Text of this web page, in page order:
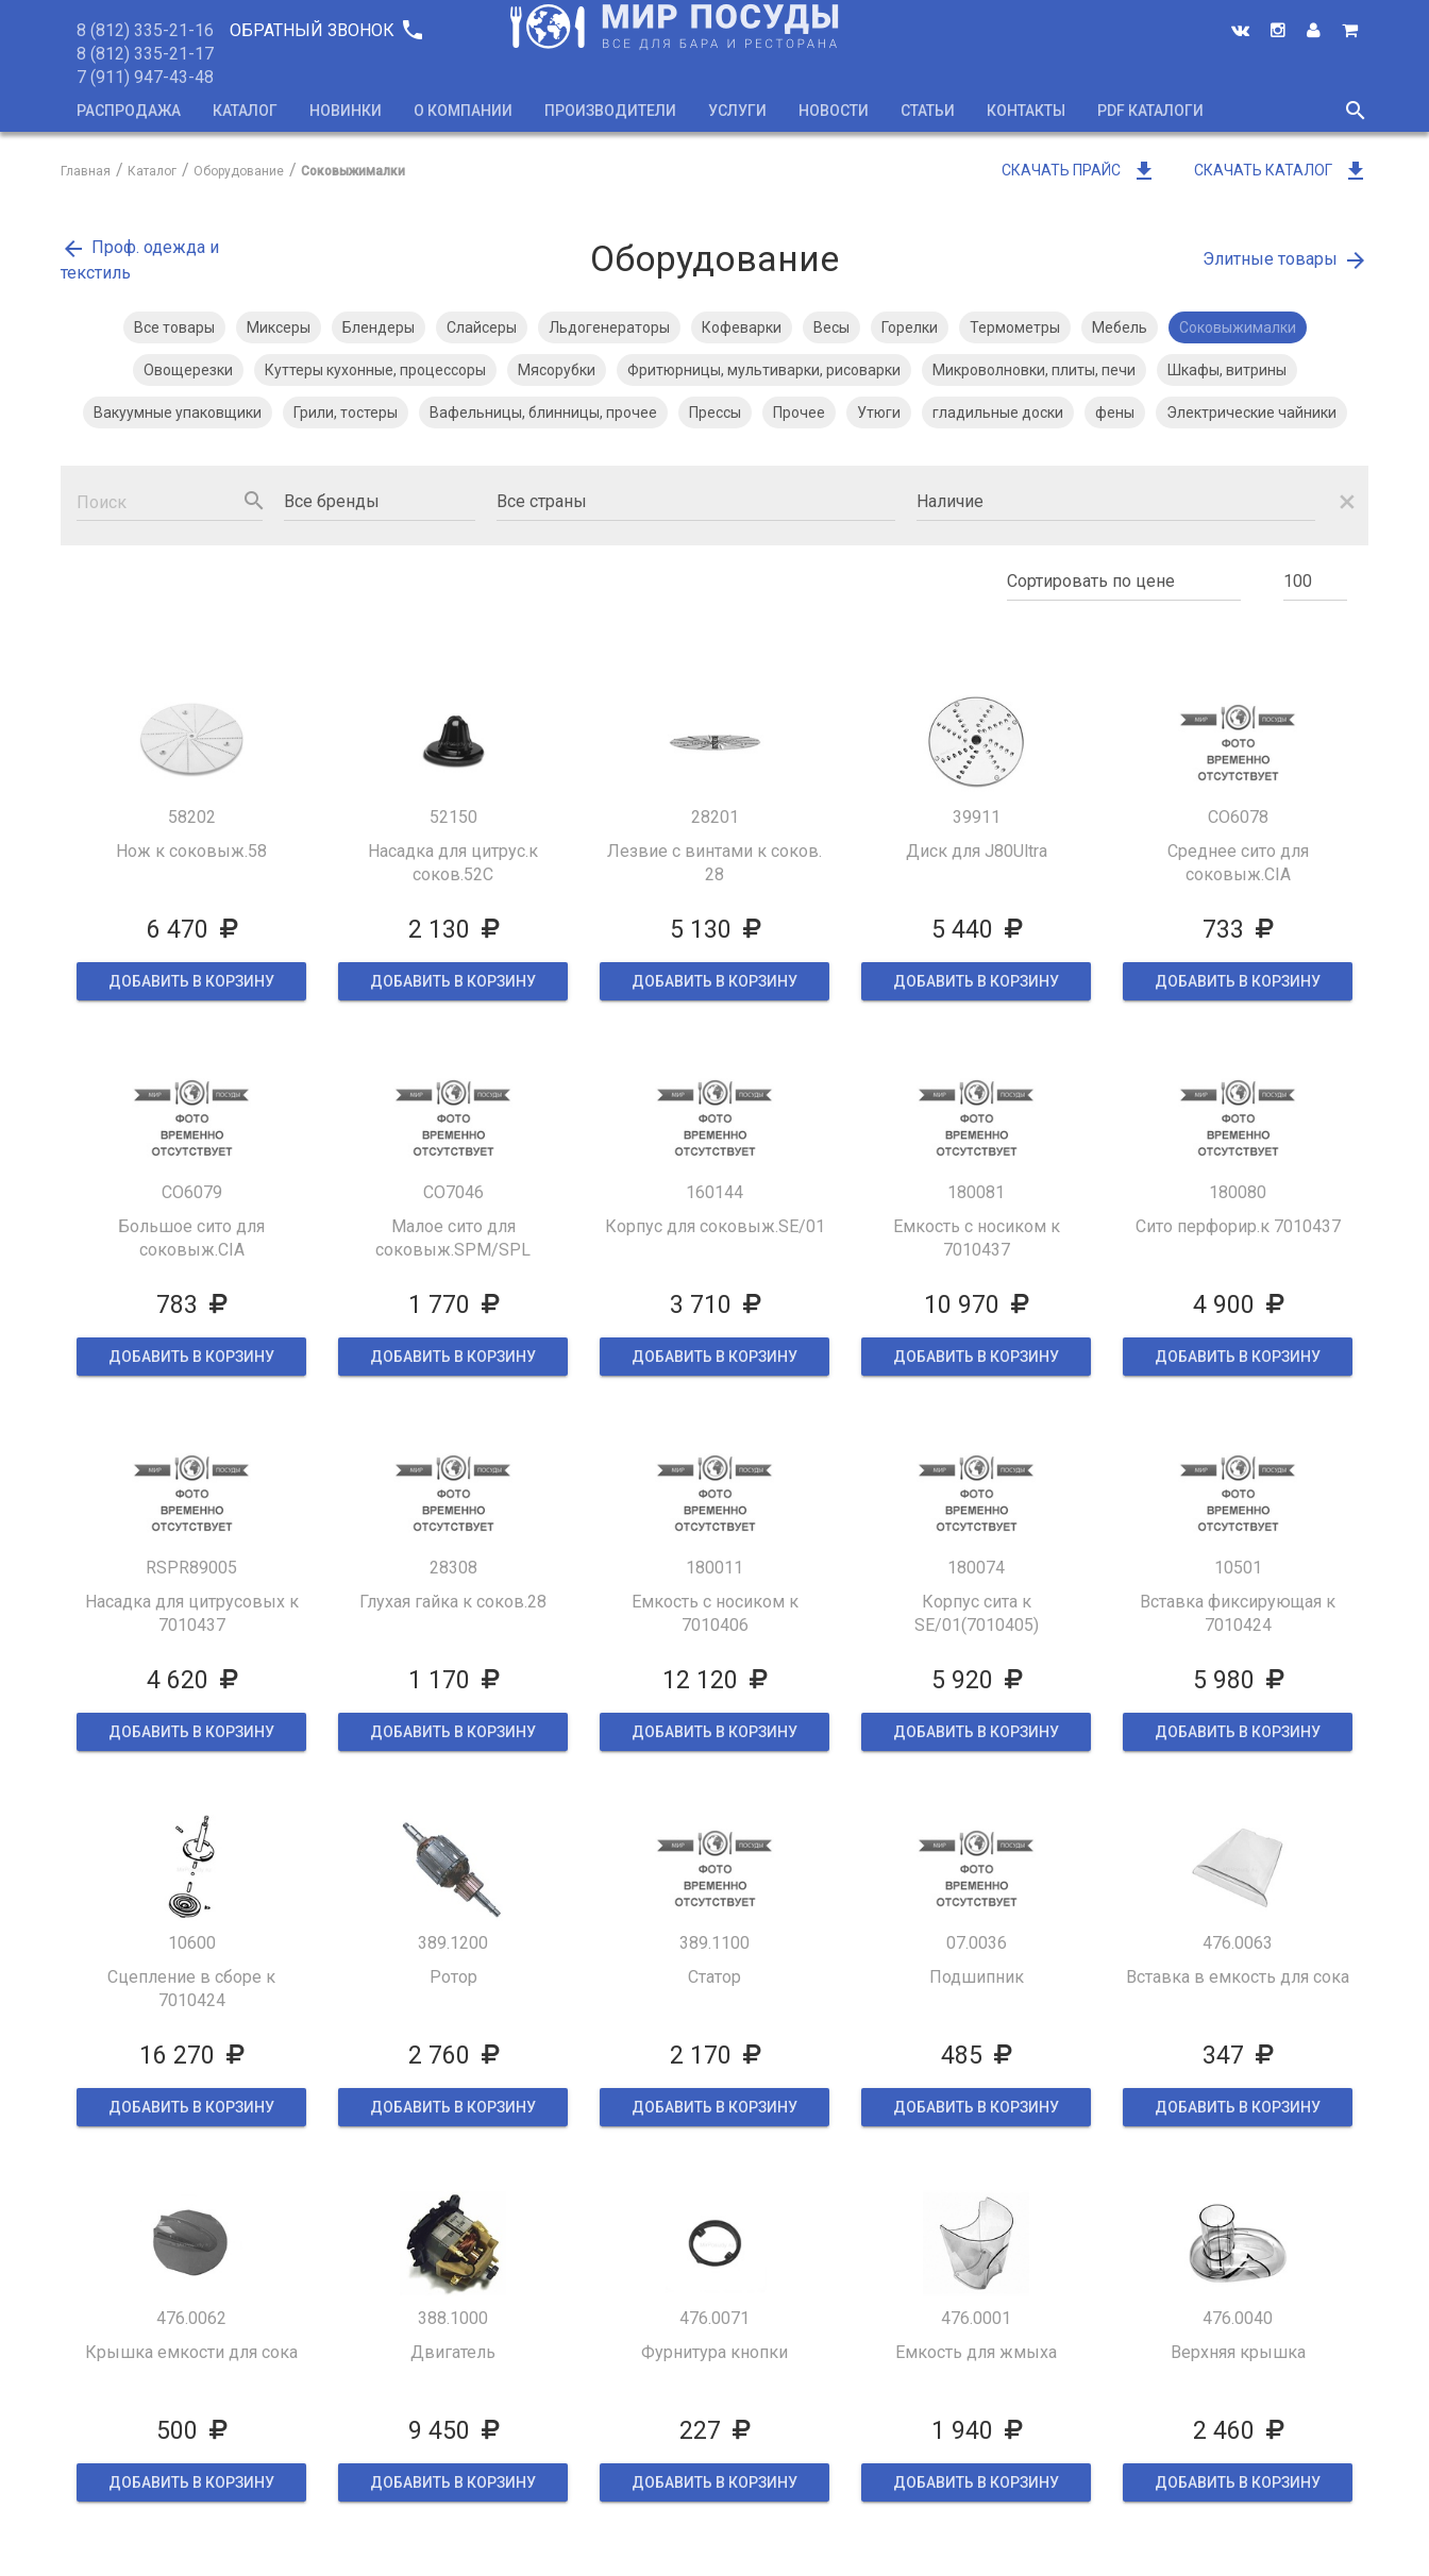
8 (812) 335-21-16
8 (812) 335-21-17
7 (911) 947-43-48
ОБРАТНЫЙ ЗВОНОК phone
РАСПРОДАЖА КАТАЛОГ НОВИНКИ О КОМПАНИИ ПРОИЗВОДИТЕЛИ УСЛУГИ НОВОСТИ СТАТЬИ КОНТАКТЫ PDF КАТАЛОГИ
search
close
СКАЧАТЬ ПРАЙС get_app СКАЧАТЬ КАТАЛОГ get_app
Главная Каталог Оборудование Соковыжималки
arrow_back
Проф. одежда и
текстиль
Оборудование Элитные товары arrow_forward
Все товары Миксеры Блендеры Слайсеры Льдогенераторы Кофеварки Весы Горелки Термометры Мебель Соковыжималки
Овощерезки Куттеры кухонные, процессоры Мясорубки Фритюрницы, мультиварки, рисоварки Микроволновки, плиты, печи Шкафы, витрины
Вакуумные упаковщики Грили, тостеры Вафельницы, блинницы, прочее Прессы Прочее Утюги гладильные доски фены Электрические чайники
search close
58202
Нож к соковыж.58
6 470
ДОБАВИТЬ В КОРЗИНУ
52150
Насадка для цитрус.к
соков.52С
2 130
ДОБАВИТЬ В КОРЗИНУ
28201
Лезвие с винтами к соков.
28
5 130
ДОБАВИТЬ В КОРЗИНУ
39911
Диск для J80Ultra
5 440
ДОБАВИТЬ В КОРЗИНУ
CO6078
Среднее сито для
соковыж.CIA
733
ДОБАВИТЬ В КОРЗИНУ
CO6079
Большое сито для
соковыж.CIA
783
ДОБАВИТЬ В КОРЗИНУ
CO7046
Малое сито для
соковыж.SPM/SPL
1 770
ДОБАВИТЬ В КОРЗИНУ
160144
Корпус для соковыж.SE/01
3 710
ДОБАВИТЬ В КОРЗИНУ
180081
Емкость с носиком к
7010437
10 970
ДОБАВИТЬ В КОРЗИНУ
180080
Сито перфорир.к 7010437
4 900
ДОБАВИТЬ В КОРЗИНУ
RSPR89005
Насадка для цитрусовых к
7010437
4 620
ДОБАВИТЬ В КОРЗИНУ
28308
Глухая гайка к соков.28
1 170
ДОБАВИТЬ В КОРЗИНУ
180011
Емкость с носиком к
7010406
12 120
ДОБАВИТЬ В КОРЗИНУ
180074
Корпус сита к
SE/01(7010405)
5 920
ДОБАВИТЬ В КОРЗИНУ
10501
Вставка фиксирующая к
7010424
5 980
ДОБАВИТЬ В КОРЗИНУ
10600
Сцепление в сборе к
7010424
16 270
ДОБАВИТЬ В КОРЗИНУ
389.1200
Ротор
2 760
ДОБАВИТЬ В КОРЗИНУ
389.1100
Статор
2 170
ДОБАВИТЬ В КОРЗИНУ
07.0036
Подшипник
485
ДОБАВИТЬ В КОРЗИНУ
476.0063
Вставка в емкость для сока
347
ДОБАВИТЬ В КОРЗИНУ
476.0062
Крышка емкости для сока
500
ДОБАВИТЬ В КОРЗИНУ
388.1000
Двигатель
9 450
ДОБАВИТЬ В КОРЗИНУ
476.0071
Фурнитура кнопки
227
ДОБАВИТЬ В КОРЗИНУ
476.0001
Емкость для жмыха
1 940
ДОБАВИТЬ В КОРЗИНУ
476.0040
Верхняя крышка
2 460
ДОБАВИТЬ В КОРЗИНУ